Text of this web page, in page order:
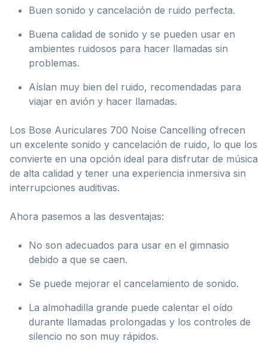
Buen sonido y cancelación de ruido perfecta.
Buena calidad de sonido y se pueden usar en
ambientes ruidosos para hacer llamadas sin
problemas.
Aíslan muy bien del ruido, recomendadas para
viajar en avión y hacer llamadas.
Los Bose Auriculares 700 Noise Cancelling ofrecen
un excelente sonido y cancelación de ruido, lo que los
convierte en una opción ideal para disfrutar de música
de alta calidad y tener una experiencia inmersiva sin
interrupciones auditivas.
Ahora pasemos a las desventajas:
No son adecuados para usar en el gimnasio
debido a que se caen.
Se puede mejorar el cancelamiento de sonido.
La almohadilla grande puede calentar el oído
durante llamadas prolongadas y los controles de
silencio no son muy rápidos.